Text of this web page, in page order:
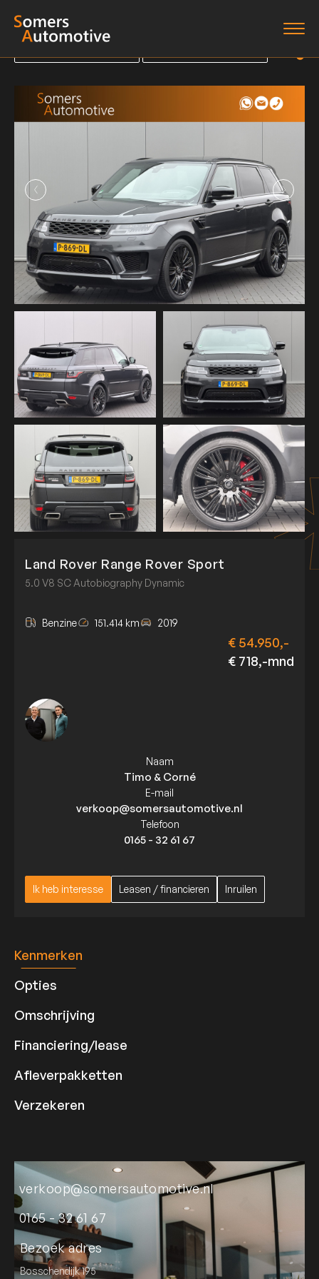
Diensten
Verkocht
Terug naar overzicht
Terug naar overzicht
Land Rover Range Rover Sport
5.0 V8 SC Autobiography Dynamic
Benzine 151.414 km 2019
€ 54.950,-
€ 718,-mnd
Ik heb interesse
Ik heb interesse
Leasen / financieren
Leasen / financieren
Inruilen
Inruilen
Naam
Timo & Corné
E-mail
verkoop@somersautomotive.nl
Telefoon
0165 - 32 61 67
Kenmerken
Opties
Omschrijving
Financiering/lease
Afleverpakketten
Verzekeren
verkoop@somersautomotive.nl
0165 - 32 61 67
Bezoek adres
Bosschendijk 195